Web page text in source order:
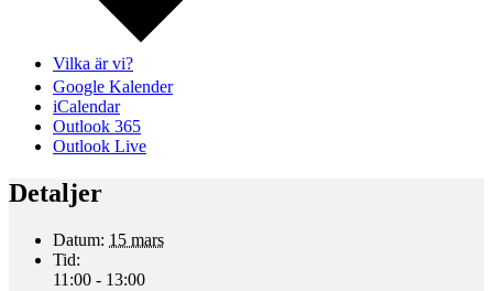
Vilka är vi?
Google Kalender
iCalendar
Outlook 365
Outlook Live
Detaljer
Datum: 15 mars
Tid:
11:00 - 13:00